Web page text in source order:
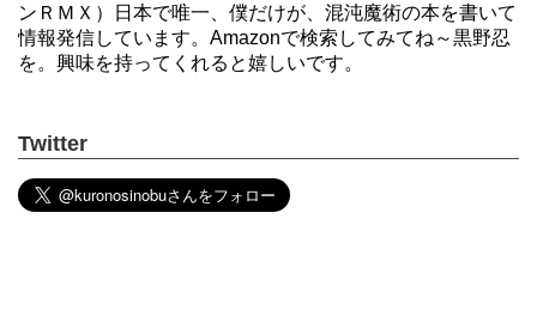
ンＲＭＸ）日本で唯一、僕だけが、混沌魔術の本を書いて
情報発信しています。Amazonで検索してみてね～黒野忍
を。興味を持ってくれると嬉しいです。
Twitter